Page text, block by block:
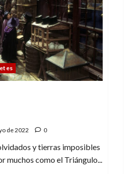
de 2022 0
y tierras imposibles
muchos como el Triángulo...